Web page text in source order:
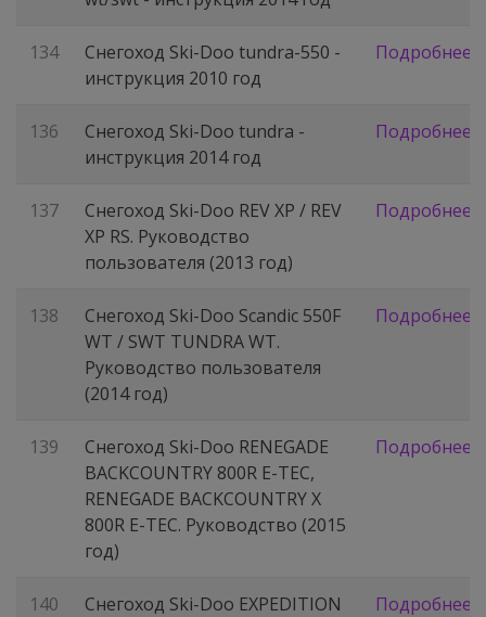
134
Снегоход Ski-Doo tundra-550 -
инструкция 2010 год
Подробнее
136
Снегоход Ski-Doo tundra -
инструкция 2014 год
Подробнее
137
Снегоход Ski-Doo REV XP / REV
XP RS. Руководство
пользователя (2013 год)
Подробнее
138
Снегоход Ski-Doo Scandic 550F
WT / SWT TUNDRA WT.
Руководство пользователя
(2014 год)
Подробнее
139
Снегоход Ski-Doo RENEGADE
BACKCOUNTRY 800R E-TEC,
RENEGADE BACKCOUNTRY X
800R E-TEC. Руководство (2015
год)
Подробнее
140
Снегоход Ski-Doo EXPEDITION
Подробнее